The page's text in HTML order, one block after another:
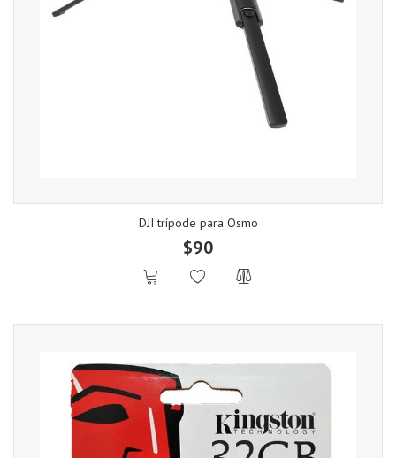
DJI trípode para Osmo
$90